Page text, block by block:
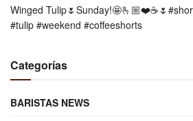
Winged
#tulip #weekend #coffeeshorts
Categorías
BARISTAS NEWS